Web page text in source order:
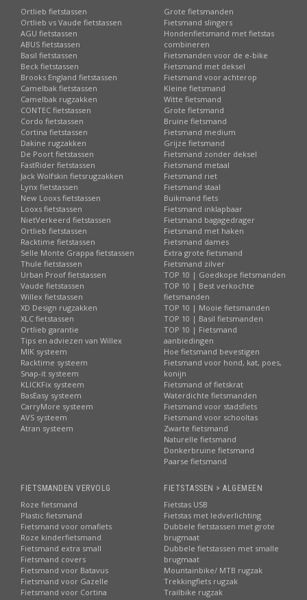
Ortlieb fietstassen
Ortlieb vs Vaude fietstassen
AGU fietstassen
ABUS fietstassen
Basil fietstassen
Beck fietstassen
Brooks England fietstassen
Camelbak fietstassen
Camelbak rugzakken
CONTEC fietstassen
Cordo fietstassen
Cortina fietstassen
Dakine rugzakken
De Poort fietstassen
FastRider fietstassen
Jack Wolfskin fietsrugzakken
Lynx fietstassen
New Looxs fietstassen
Looxs fietstassen
NietVerkeerd fietstassen
Ortlieb fietstassen
Racktime fietstassen
Selle Monte Grappa fietstassen
Thule fietstassen
Urban Proof fietstassen
Vaude fietstassen
Willex fietstassen
XD Design rugzakken
XLC fietstassen
Ortlieb garantie
Tips en adviezen van Willex
MIK systeem
Racktime systeem
Snap-it systeem
KLICKFix systeem
BasEasy systeem
CarryMore systeem
AVS systeem
Atran systeem
Grote fietsmanden
Fietsmand slingers
Hondenfietsmand met fietstas
combineren
Fietsmanden voor de e-bike
Fietsmand met deksel
Fietsmand voor achterop
Kleine fietsmand
Witte fietsmand
Grote fietsmand
Bruine fietsmand
Fietsmand medium
Grijze fietsmand
Fietsmand zonder deksel
Fietsmand metaal
Fietsmand riet
Fietsmand staal
Buikmand fiets
Fietsmand inklapbaar
Fietsmand bagagedrager
Fietsmand met haken
Fietsmand dames
Extra grote fietsmand
Fietsmand zilver
TOP 10 | Goedkope fietsmanden
TOP 10 | Best verkochte
fietsmanden
TOP 10 | Mooie fietsmanden
TOP 10 | Basil fietsmanden
TOP 10 | Fietsmand
aanbiedingen
Hoe fietsmand bevestigen
Fietsmand voor hond, kat, poes,
konijn
Fietsmand of fietskrat
Waterdichte fietsmanden
Fietsmand voor stadsfiets
Fietsmand voor schooltas
Zwarte fietsmand
Naturelle fietsmand
Donkerbruine fietsmand
Paarse fietsmand
FIETSMANDEN VERVOLG
Roze fietsmand
Plastic fietsmand
Fietsmand voor omafiets
Roze kinderfietsmand
Fietsmand extra small
Fietsmand covers
Fietsmand voor Batavus
Fietsmand voor Gazelle
Fietsmand voor Cortina
FIETSTASSEN > ALGEMEEN
Fietstas USB
Fietstas met ledverlichting
Dubbele fietstassen met grote
brugmaat
Dubbele fietstassen met smalle
brugmaat
Mountainbike/ MTB rugzak
Trekkingfiets rugzak
Trailbike rugzak